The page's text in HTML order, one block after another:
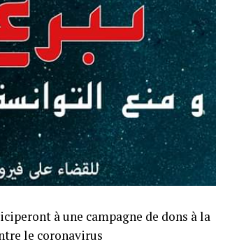
à une campagne de dons à la
le coronavirus